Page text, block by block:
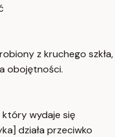
z kruchego szkła,
obojętności.
wydaje się
działa przeciwko